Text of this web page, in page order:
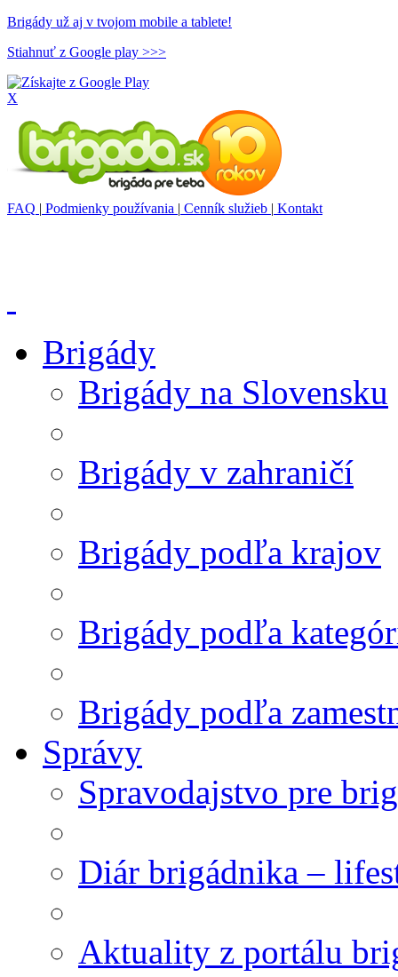
Brigády už aj v tvojom mobile a tablete!
Stiahnuť z Google play >>>
X
FAQ | Podmienky používania | Cenník služieb | Kontakt
Brigády
Brigády na Slovensku
Brigády v zahraničí
Brigády podľa krajov
Brigády podľa
Brigády podľa
Správy
Spravodajstvo pre
Diár brigádnika –
Aktuality z portálu